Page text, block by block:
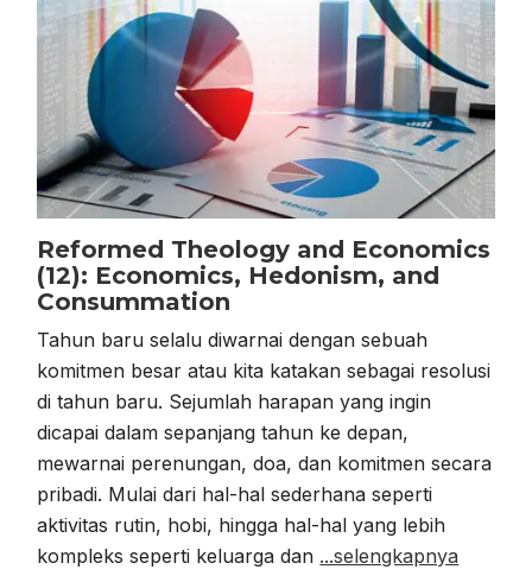
Reformed Theology and Economics
(12): Economics, Hedonism, and
Consummation
Tahun baru selalu diwarnai dengan sebuah
komitmen besar atau kita katakan sebagai resolusi
di tahun baru. Sejumlah harapan yang ingin
dicapai dalam sepanjang tahun ke depan,
mewarnai perenungan, doa, dan komitmen secara
pribadi. Mulai dari hal-hal sederhana seperti
aktivitas rutin, hobi, hingga hal-hal yang lebih
kompleks seperti keluarga dan ...selengkapnya